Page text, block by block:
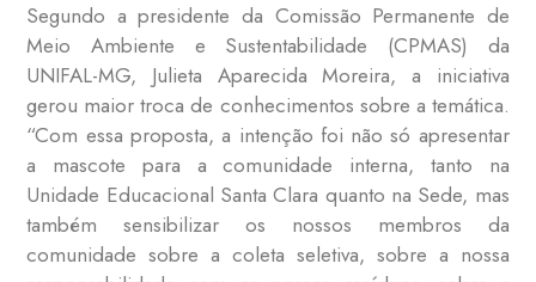
Segundo a presidente da Comissão Permanente de
Meio Ambiente e Sustentabilidade (CPMAS) da
UNIFAL-MG, Julieta Aparecida Moreira, a iniciativa
gerou maior troca de conhecimentos sobre a temática.
“Com essa proposta, a intenção foi não só apresentar
a mascote para a comunidade interna, tanto na
Unidade Educacional Santa Clara quanto na Sede, mas
também sensibilizar os nossos membros da
comunidade sobre a coleta seletiva, sobre a nossa